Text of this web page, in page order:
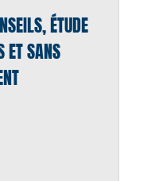
ÉTUDE
ET SANS